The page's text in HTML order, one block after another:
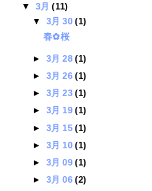
▼ 3月(11)
▼ 3月 30(1)
春✿桜
► 3月 28(1)
► 3月 26(1)
► 3月 23(1)
► 3月 19(1)
► 3月 15(1)
► 3月 10(1)
► 3月 09(1)
► 3月 06(2)